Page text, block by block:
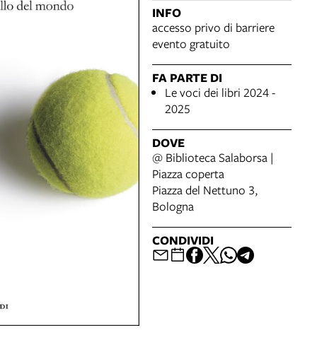
INFO
accesso privo di barriere
evento gratuito
FA PARTE DI
Le voci dei libri 2024 -
2025
DOVE
@ Biblioteca Salaborsa |
Piazza coperta
Piazza del Nettuno 3,
Bologna
CONDIVIDI